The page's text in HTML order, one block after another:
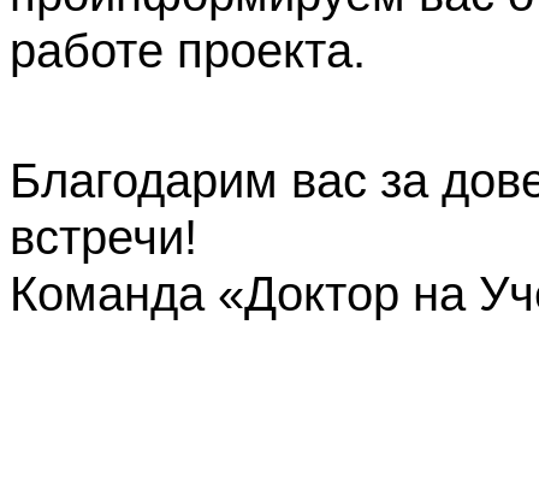
работе проекта.
Благодарим вас за
встречи!
Команда «Доктор на